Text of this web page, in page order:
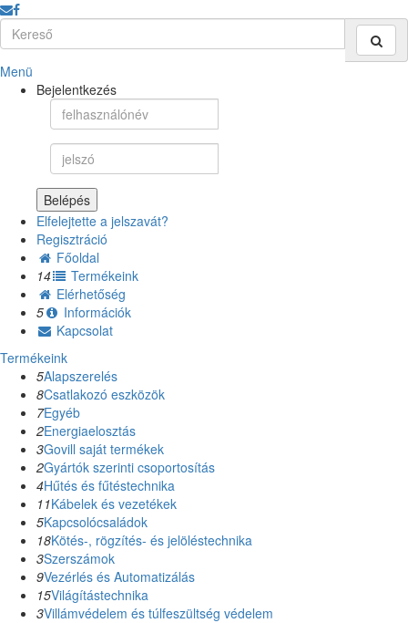
Menü
Bejelentkezés
Belépés
Elfelejtette a jelszavát?
Regisztráció
Főoldal
14
Termékeink
Elérhetőség
5
Információk
Kapcsolat
Termékeink
5Alapszerelés
8Csatlakozó eszközök
7Egyéb
2Energiaelosztás
3Govill saját termékek
2Gyártók szerinti csoportosítás
4Hűtés és fűtéstechnika
11Kábelek és vezetékek
5Kapcsolócsaládok
18Kötés-, rögzítés- és jelöléstechnika
3Szerszámok
9Vezérlés és Automatizálás
15Világítástechnika
3Villámvédelem és túlfeszültség védelem